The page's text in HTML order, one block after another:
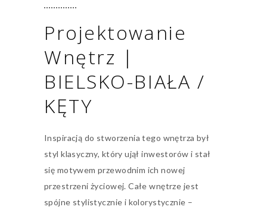
Projektowanie
Wnętrz |
BIELSKO-BIAŁA /
KĘTY
Inspiracją do stworzenia tego wnętrza był
styl klasyczny, który ujął inwestorów i stał
się motywem przewodnim ich nowej
przestrzeni życiowej. Całe wnętrze jest
spójne stylistycznie i kolorystycznie –